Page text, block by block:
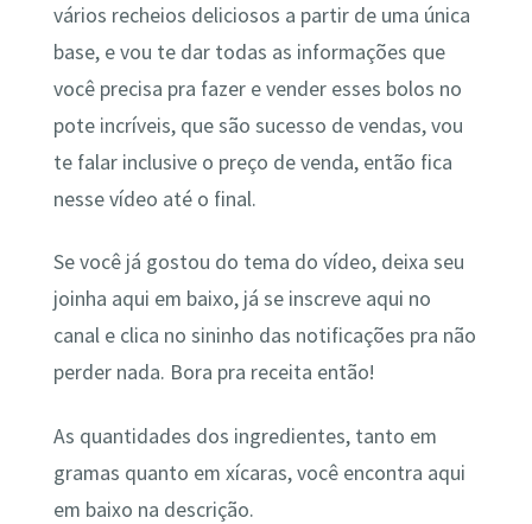
vários recheios deliciosos a partir de uma única
base, e vou te dar todas as informações que
você precisa pra fazer e vender esses bolos no
pote incríveis, que são sucesso de vendas, vou
te falar inclusive o preço de venda, então fica
nesse vídeo até o final.
Se você já gostou do tema do vídeo, deixa seu
joinha aqui em baixo, já se inscreve aqui no
canal e clica no sininho das notificações pra não
perder nada. Bora pra receita então!
As quantidades dos ingredientes, tanto em
gramas quanto em xícaras, você encontra aqui
em baixo na descrição.